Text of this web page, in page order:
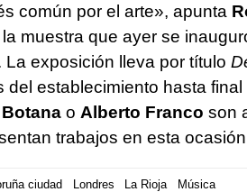
común por el arte», apunta
muestra que ayer se
exposición lleva por título
del establecimiento hasta final
o Alberto Franco son
trabajos en esta
ciudad Londres La Rioja Música